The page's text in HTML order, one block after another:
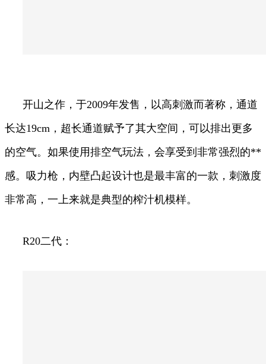
开山之作，于2009年发售，以高刺激而著称，通道
长达19cm，超长通道赋予了其大空间，可以排出更多
的空气。如果使用排空气玩法，会享受到非常强烈的**
感。吸力枪，内壁凸起设计也是最丰富的一款，刺激度
非常高，一上来就是典型的榨汁机模样。
R20二代：